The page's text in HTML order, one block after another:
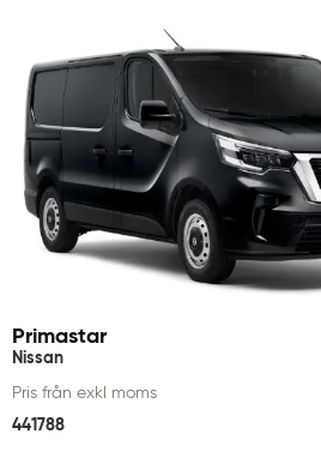
Primastar
Nissan
Pris från exkl moms
441788